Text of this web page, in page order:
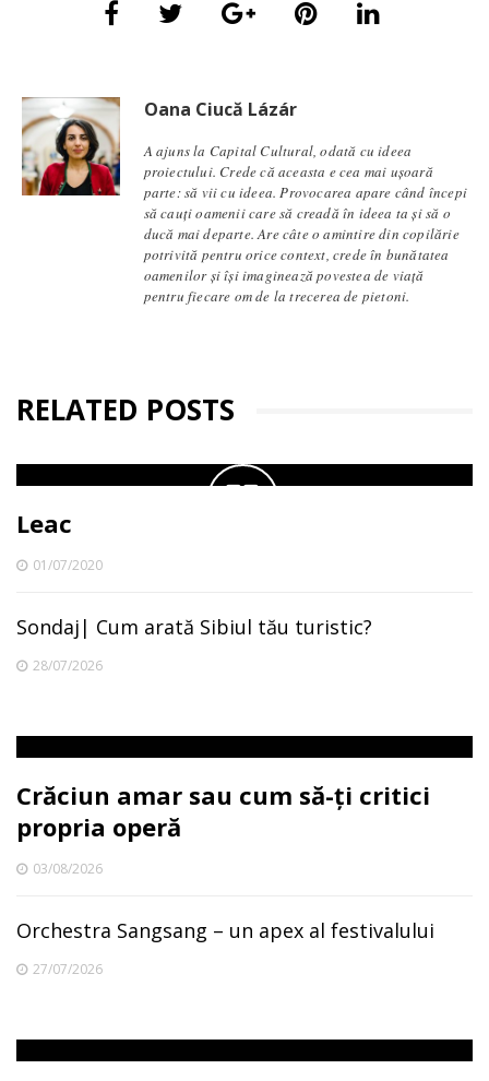
Oana Ciucă Lázár
A ajuns la Capital Cultural, odată cu ideea
proiectului. Crede că aceasta e cea mai ușoară
parte: să vii cu ideea. Provocarea apare când începi
să cauți oamenii care să creadă în ideea ta și să o
ducă mai departe. Are câte o amintire din copilărie
potrivită pentru orice context, crede în bunătatea
oamenilor și își imaginează povestea de viață
pentru fiecare om de la trecerea de pietoni.
RELATED POSTS
Leac
01/07/2020
Sondaj| Cum arată Sibiul tău turistic?
28/07/2026
Crăciun amar sau cum să-ți critici
propria operă
03/08/2026
Orchestra Sangsang – un apex al festivalului
27/07/2026